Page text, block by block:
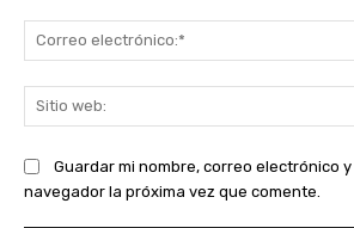
Guardar mi nombre, correo electrónico
navegador la próxima vez que comente.